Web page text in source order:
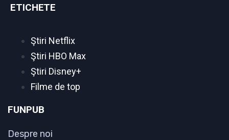
ETICHETE
Ştiri Netflix
Ştiri HBO Max
Ştiri Disney+
Filme de top
FUNPUB
Despre noi